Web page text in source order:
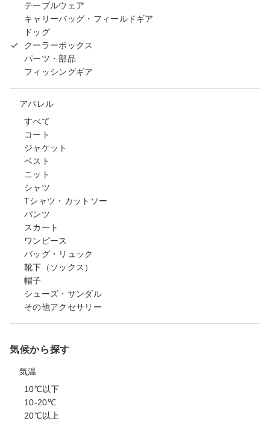
テーブルウェア
キャリーバッグ・フィールドギア
ドッグ
クーラーボックス
パーツ・部品
フィッシングギア
アパレル
すべて
コート
ジャケット
ベスト
ニット
シャツ
Tシャツ・カットソー
パンツ
スカート
ワンピース
バッグ・リュック
靴下（ソックス）
帽子
シューズ・サンダル
その他アクセサリー
気候から探す
気温
10℃以下
10-20℃
20℃以上